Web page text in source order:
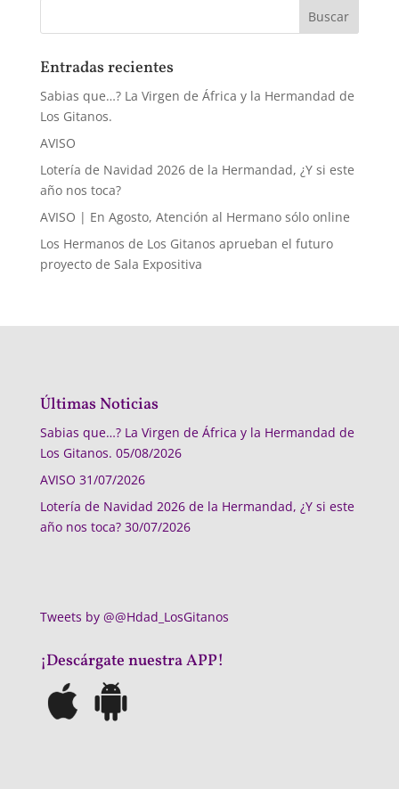
Entradas recientes
Sabias que…? La Virgen de África y la Hermandad de
Los Gitanos.
AVISO
Lotería de Navidad 2026 de la Hermandad, ¿Y si este
año nos toca?
AVISO | En Agosto, Atención al Hermano sólo online
Los Hermanos de Los Gitanos aprueban el futuro
proyecto de Sala Expositiva
Últimas Noticias
Sabias que…? La Virgen de África y la Hermandad de
Los Gitanos. 05/08/2026
AVISO 31/07/2026
Lotería de Navidad 2026 de la Hermandad, ¿Y si este
año nos toca? 30/07/2026
Tweets by @@Hdad_LosGitanos
¡Descárgate nuestra APP!